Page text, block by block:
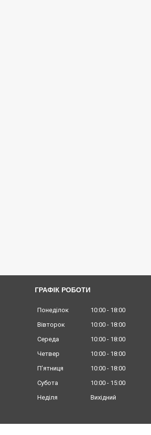
ГРАФІК РОБОТИ
Понеділок 10:00
18:00
Вівторок
10:00
18:00
Середа
10:00
18:00
Четвер
10:00
18:00
Пʼятниця
10:00
18:00
Субота
10:00
15:00
Неділя
Вихідний